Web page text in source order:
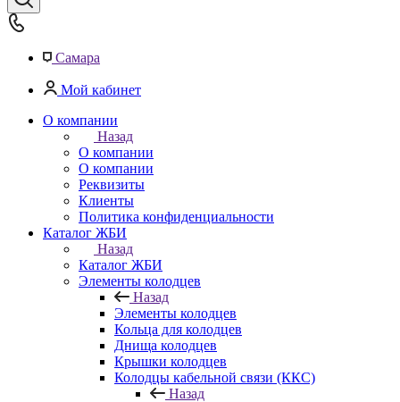
Самара
Мой кабинет
О компании
Назад
О компании
О компании
Реквизиты
Клиенты
Политика конфиденциальности
Каталог ЖБИ
Назад
Каталог ЖБИ
Элементы колодцев
Назад
Элементы колодцев
Кольца для колодцев
Днища колодцев
Крышки колодцев
Колодцы кабельной связи (ККС)
Назад